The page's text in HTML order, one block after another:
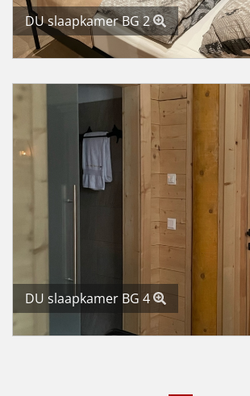
DU slaapkamer BG 2
DU slaapkamer BG 4